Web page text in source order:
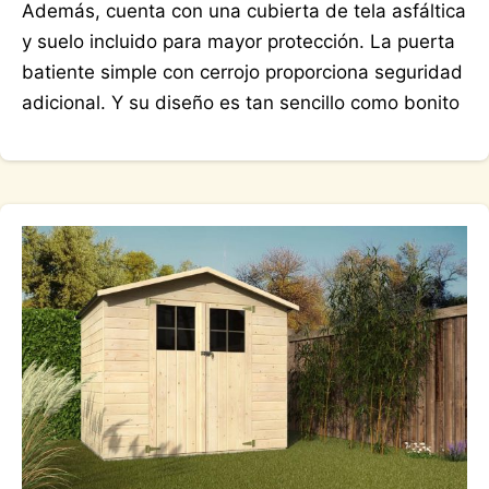
Además, cuenta con una cubierta de tela asfáltica
y suelo incluido para mayor protección. La puerta
batiente simple con cerrojo proporciona seguridad
adicional. Y su diseño es tan sencillo como bonito